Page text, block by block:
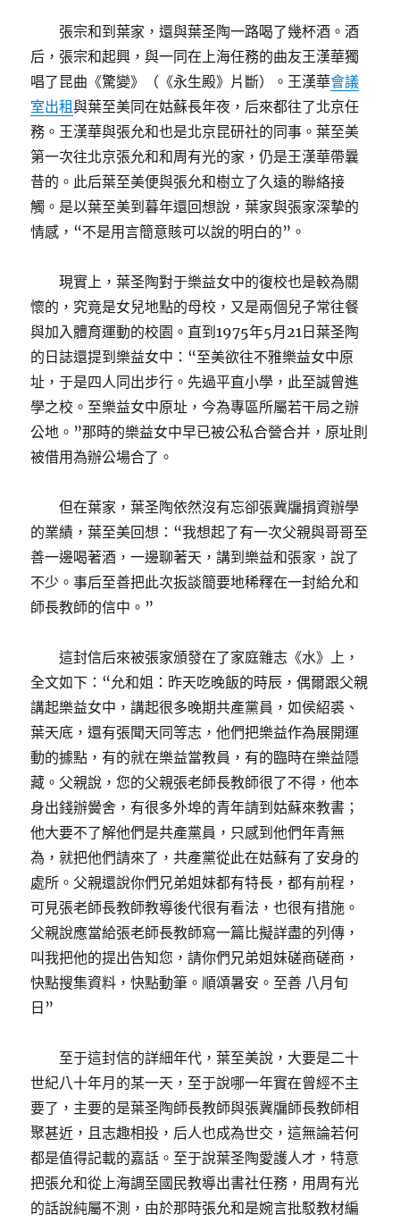
張宗和到葉家，還與葉圣陶一路喝了幾杯酒。酒
后，張宗和起興，與一同在上海任務的曲友王漢華獨
唱了昆曲《驚變》（《永生殿》片斷）。王漢華會議
室出租與葉至美同在姑蘇長年夜，后來都往了北京任
務。王漢華與張允和也是北京昆研社的同事。葉至美
第一次往北京張允和和周有光的家，仍是王漢華帶曩
昔的。此后葉至美便與張允和樹立了久遠的聯絡接
觸。是以葉至美到暮年還回想說，葉家與張家深摯的
情感，“不是用言簡意賅可以說的明白的”。
現實上，葉圣陶對于樂益女中的復校也是較為關
懷的，究竟是女兒地點的母校，又是兩個兒子常往餐
與加入體育運動的校園。直到1975年5月21日葉圣陶
的日誌還提到樂益女中：“至美欲往不雅樂益女中原
址，于是四人同出步行。先過平直小學，此至誠曾進
學之校。至樂益女中原址，今為專區所屬若干局之辦
公地。”那時的樂益女中早已被公私合營合并，原址則
被借用為辦公場合了。
但在葉家，葉圣陶依然沒有忘卻張冀牖捐資辦學
的業績，葉至美回想：“我想起了有一次父親與哥哥至
善一邊喝著酒，一邊聊著天，講到樂益和張家，說了
不少。事后至善把此次扳談簡要地稀釋在一封給允和
師長教師的信中。”
這封信后來被張家頒發在了家庭雜志《水》上，
全文如下：“允和姐：昨天吃晚飯的時辰，偶爾跟父親
講起樂益女中，講起很多晚期共產黨員，如侯紹裘、
葉天底，還有張聞天同等志，他們把樂益作為展開運
動的據點，有的就在樂益當教員，有的臨時在樂益隱
藏。父親說，您的父親張老師長教師很了不得，他本
身出錢辦黌舍，有很多外埠的青年請到姑蘇來教書；
他大要不了解他們是共產黨員，只感到他們年青無
為，就把他們請來了，共產黨從此在姑蘇有了安身的
處所。父親還說你們兄弟姐妹都有特長，都有前程，
可見張老師長教師教導後代很有看法，也很有措施。
父親說應當給張老師長教師寫一篇比擬詳盡的列傳，
叫我把他的提出告知您，請你們兄弟姐妹磋商磋商，
快點搜集資料，快點動筆。順頌暑安。至善 八月旬
日”
至于這封信的詳細年代，葉至美說，大要是二十
世紀八十年月的某一天，至于說哪一年實在曾經不主
要了，主要的是葉圣陶師長教師與張冀牖師長教師相
聚甚近，且志趣相投，后人也成為世交，這無論若何
都是值得記載的嘉話。至于說葉圣陶愛護人才，特意
把張允和從上海調至國民教導出書社任務，用周有光
的話說純屬不測，由於那時張允和是婉言批駁教材編